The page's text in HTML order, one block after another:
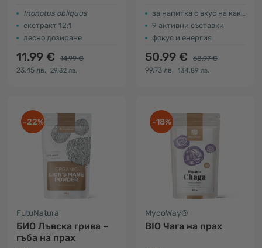
Inonotus obliquus
екстракт 12:1
лесно дозиране
11.99 €
14.99 €
23.45 лв.
29.32 лв.
за напитка с вкус на какао
9 активни съставки
фокус и енергия
50.99 €
68.97 €
99.73 лв.
134.89 лв.
-22%
FutuNatura
БИО Лъвска грива –
гъба на прах
-18%
MycoWay®
BIO Чага на прах